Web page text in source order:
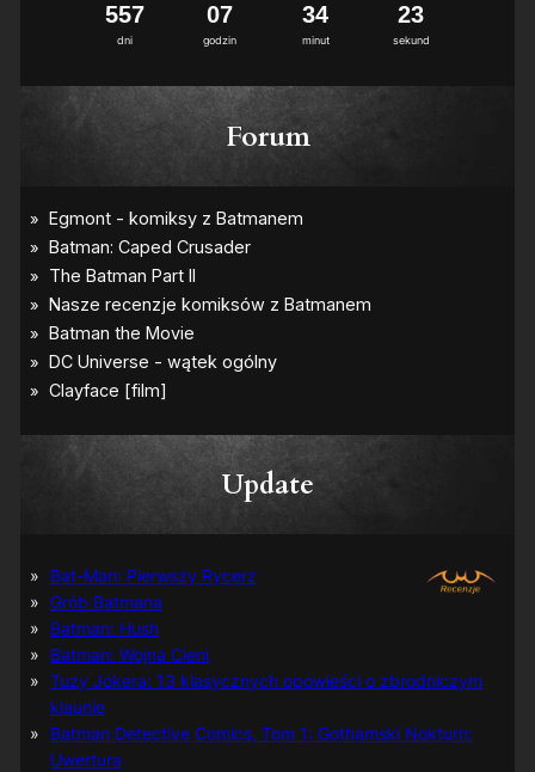
dni
557
godzin
07
minut
34
sekund
22
3
Forum
Update
Bat-Man: Pierwszy Rycerz
Grób Batmana
Batman: Hush
Batman: Wojna Cieni
Tuzy Jokera: 13 klasycznych opowieści o zbrodniczym
klaunie
Batman Detective Comics, Tom 1: Gothamski Nokturn:
Uwertura